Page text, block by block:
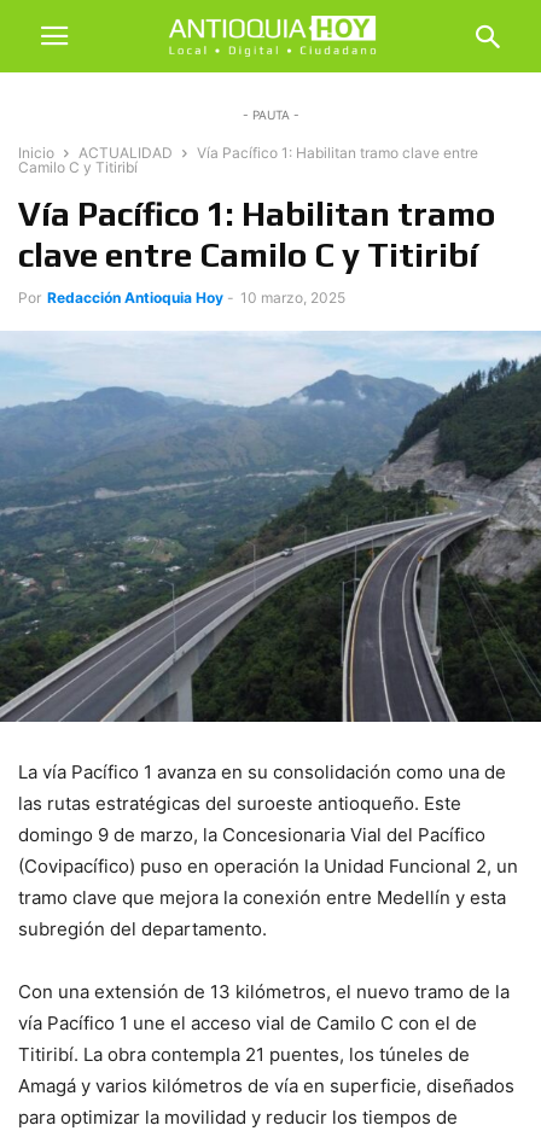
- PAUTA -
Inicio ACTUALIDAD
Vía Pacífico 1: Habilitan tramo clave entre
Camilo C y Titiribí
Vía Pacífico 1: Habilitan tramo
clave entre Camilo C y Titiribí
Por Redacción Antioquia Hoy - 10 marzo, 2025
La vía Pacífico 1 avanza en su consolidación como una de
las rutas estratégicas del suroeste antioqueño. Este
domingo 9 de marzo, la Concesionaria Vial del Pacífico
(Covipacífico) puso en operación la Unidad Funcional 2, un
tramo clave que mejora la conexión entre Medellín y esta
subregión del departamento.
Con una extensión de 13 kilómetros, el nuevo tramo de la
vía Pacífico 1 une el acceso vial de Camilo C con el de
Titiribí. La obra contempla 21 puentes, los túneles de
Amagá y varios kilómetros de vía en superficie, diseñados
para optimizar la movilidad y reducir los tiempos de